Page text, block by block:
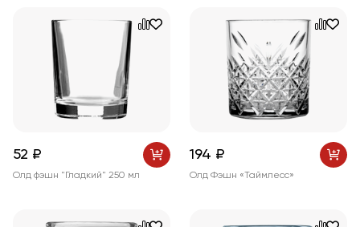
52 ₽
Олд фэшн "Гладкий" 250 мл
194 ₽
Олд Фэшн «Таймлесс»